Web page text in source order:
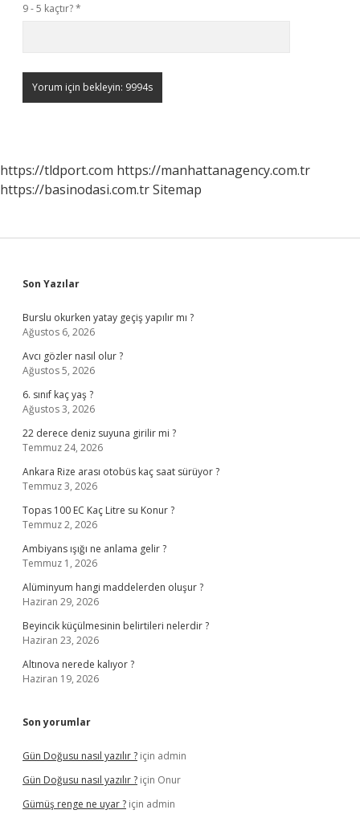
9 - 5 kaçtır?*
https://tldport.com https://manhattanagency.com.tr
https://basinodasi.com.trSitemap
Sidebar
Son Yazılar
Burslu okurken yatay geçiş yapılır mı ?
Ağustos 6, 2026
Avcı gözler nasıl olur ?
Ağustos 5, 2026
6. sınıf kaç yaş ?
Ağustos 3, 2026
22 derece deniz suyuna girilir mi ?
Temmuz 24, 2026
Ankara Rize arası otobüs kaç saat sürüyor ?
Temmuz 3, 2026
Topas 100 EC Kaç Litre su Konur ?
Temmuz 2, 2026
Ambiyans ışığı ne anlama gelir ?
Temmuz 1, 2026
Alüminyum hangi maddelerden oluşur ?
Haziran 29, 2026
Beyincik küçülmesinin belirtileri nelerdir ?
Haziran 23, 2026
Altınova nerede kalıyor ?
Haziran 19, 2026
Son yorumlar
Gün Doğusu nasıl yazılır ? için admin
Gün Doğusu nasıl yazılır ? için Onur
Gümüş renge ne uyar ? için admin